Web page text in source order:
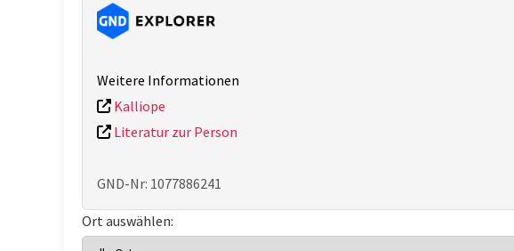
Weitere Informationen
Kalliope
Literatur zur Person
GND-Nr: 1077886241
Ort auswählen: